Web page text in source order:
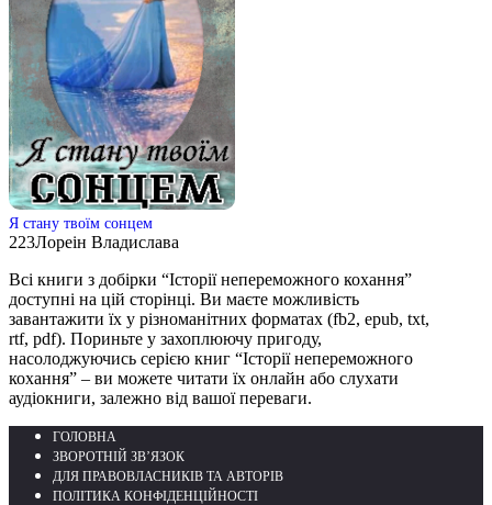
Я стану твоїм сонцем
223Лореін Владислава
Всі книги з добірки “Історії непереможного кохання”
доступні на цій сторінці. Ви маєте можливість
завантажити їх у різноманітних форматах (fb2, epub, txt,
rtf, pdf). Пориньте у захоплюючу пригоду,
насолоджуючись серією книг “Історії непереможного
кохання” – ви можете читати їх онлайн або слухати
аудіокниги, залежно від вашої переваги.
ГОЛОВНА
ЗВОРОТНІЙ ЗВ’ЯЗОК
ДЛЯ ПРАВОВЛАСНИКІВ ТА АВТОРІВ
ПОЛІТИКА КОНФІДЕНЦІЙНОСТІ